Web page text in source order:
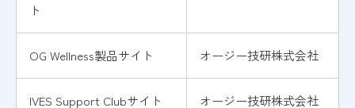
ト
OG Wellness製品サイト オージー技研株式会社
IVES Support Clubサイト オージー技研株式会社